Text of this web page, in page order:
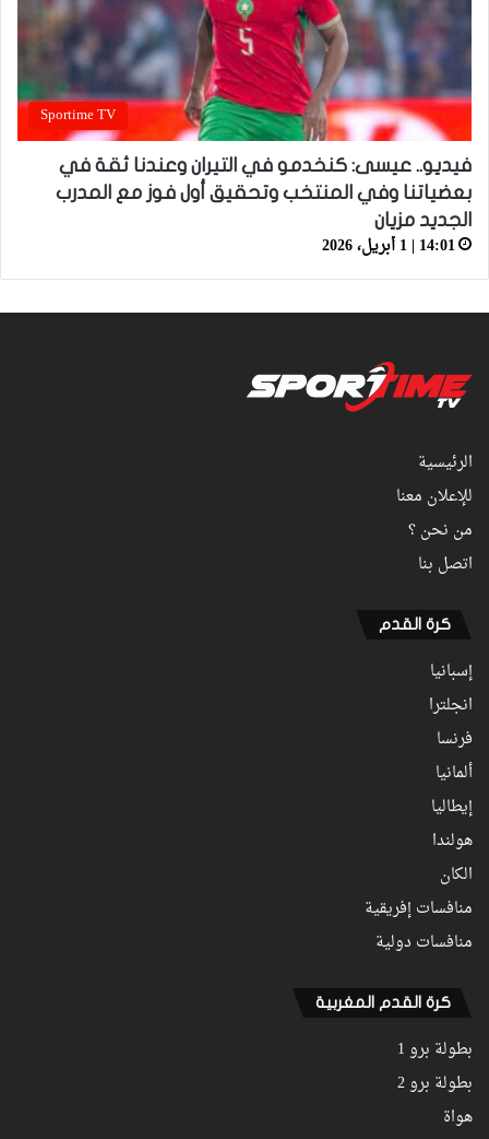
Sportime TV
فيديو.. عيسى: كنخدمو في التيران وعندنا ثقة في
بعضياتنا وفي المنتخب وتحقيق أول فوز مع المدرب
الجديد مزيان
14:01 | 1 أبريل، 2026
الرئيسية
للإعلان معنا
من نحن ؟
اتصل بنا
كرة القدم
إسبانيا
انجلترا
فرنسا
ألمانيا
إيطاليا
هولندا
الكان
منافسات إفريقية
منافسات دولية
كرة القدم المغربية
بطولة برو 1
بطولة برو 2
هواة